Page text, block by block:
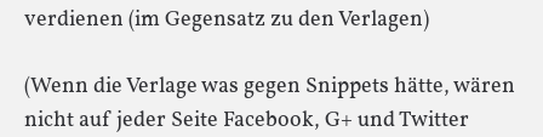
verdienen (im Gegensatz zu den Verlagen)
(Wenn die Verlage was gegen Snippets hätte, wären
nicht auf jeder Seite Facebook, G+ und Twitter